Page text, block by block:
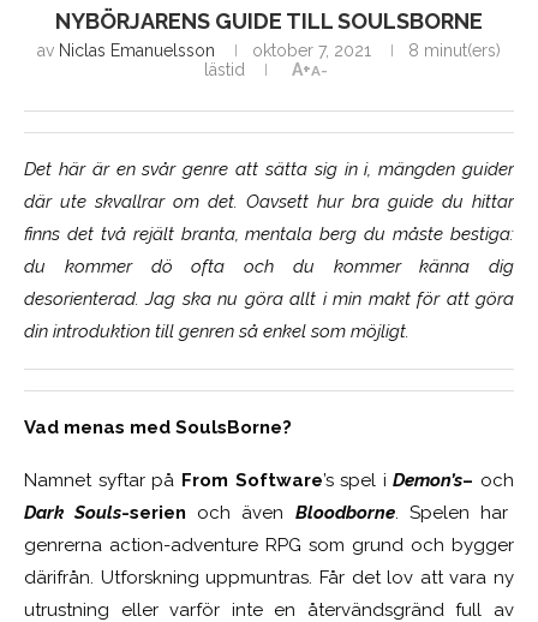
NYBÖRJARENS GUIDE TILL SOULSBORNE
av Niclas Emanuelsson oktober 7, 2021
8 minut(ers)
lästid
A+A-
Det här är en svår genre att sätta sig in i, mängden guider
där ute skvallrar om det. Oavsett hur bra guide du hittar
finns det två rejält branta, mentala berg du måste bestiga:
du kommer dö ofta och du kommer känna dig
desorienterad. Jag ska nu göra allt i min makt för att göra
din introduktion till genren så enkel som möjligt.
Vad menas med SoulsBorne?
Namnet syftar på From Software’s spel iDemon’s– och
Dark Souls-serien och även Bloodborne. Spelen har
genrerna action-adventure RPG som grund och bygger
därifrån. Utforskning uppmuntras. Får det lov att vara ny
utrustning eller varför inte en återvändsgränd full av